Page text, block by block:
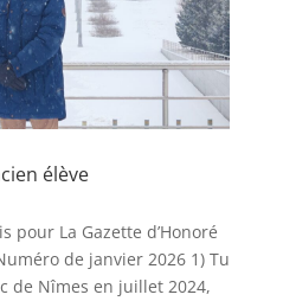
élève
pour La Gazette d’Honoré
de janvier 2026 1) Tu
de Nîmes en juillet 2024,